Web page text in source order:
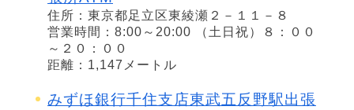
住所：東京都足立区東綾瀬２－１１－８
営業時間：8:00～20:00 （土日祝）８：００
～２０：００
距離：1,147メートル
みずほ銀行千住支店東武五反野駅出張